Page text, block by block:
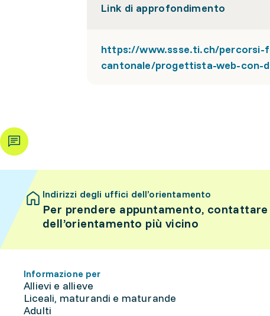
Link di approfondimento
https://www.ssse.ti.ch/
cantonale/progettista-web-con-
Indirizzi degli uffici dell’orientamento
Per prendere appuntamento, contattare
dell’orientamento più vicino
Informazione per
Allievi e allieve
Liceali, maturandi e maturande
Adulti